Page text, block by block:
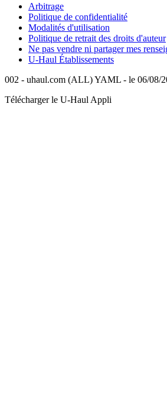
Arbitrage
Politique de confidentialité
Modalités d'utilisation
Politique de retrait des droits d'auteur
Ne pas vendre ni partager mes
U-Haul Établissements
002 - uhaul.com (ALL) YAML - le 06/08/
Télécharger le U-Haul Appli